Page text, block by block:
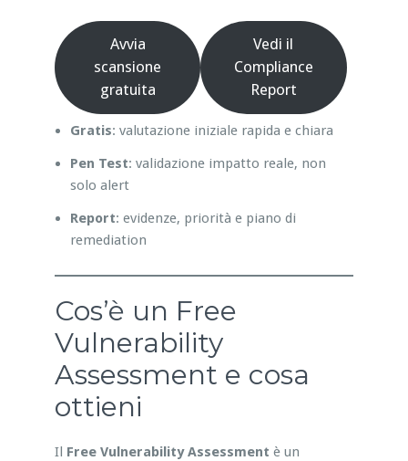
Avvia
scansione
gratuita
Vedi il
Compliance
Report
Gratis: valutazione iniziale rapida e chiara
Pen Test: validazione impatto reale, non
solo alert
Report: evidenze, priorità e piano di
remediation
Cos’è un Free
Vulnerability
Assessment e cosa
ottieni
Il Free Vulnerability Assessment è un